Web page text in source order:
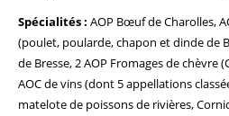
Spécialités : AOP Bœuf de Charolles,
(poulet, poularde, chapon et dinde de
de Bresse, 2 AOP Fromages de chèvre
AOC de vins (dont 5 appellations
matelote de poissons de rivières,